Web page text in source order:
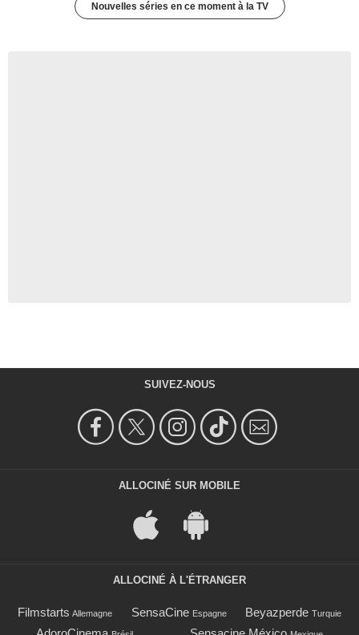
Nouvelles séries en ce moment à la TV
SUIVEZ-NOUS
ALLOCINÉ SUR MOBILE
ALLOCINÉ À L'ÉTRANGER
Filmstarts Allemagne SensaCine Espagne Beyazperde Turquie